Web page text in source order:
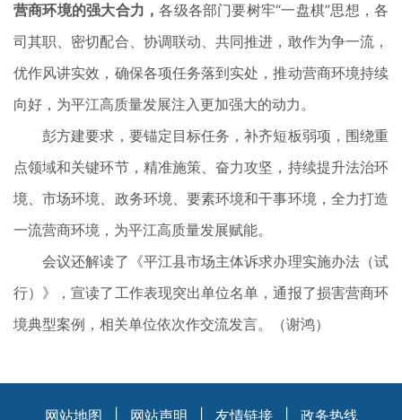
营商环境的强大合力，各级各部门要树牢“一盘棋”思想，各
司其职、密切配合、协调联动、共同推进，敢作为争一流，
优作风讲实效，确保各项任务落到实处，推动营商环境持续
向好，为平江高质量发展注入更加强大的动力。
彭方建要求，要锚定目标任务，补齐短板弱项，围绕重
点领域和关键环节，精准施策、奋力攻坚，持续提升法治环
境、市场环境、政务环境、要素环境和干事环境，全力打造
一流营商环境，为平江高质量发展赋能。
会议还解读了《平江县市场主体诉求办理实施办法（试
行）》，宣读了工作表现突出单位名单，通报了损害营商环
境典型案例，相关单位依次作交流发言。（谢鸿）
网站地图 网站声明 友情链接 政务热线